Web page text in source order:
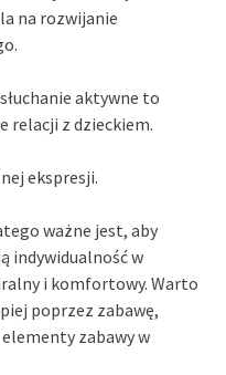
na rozwijanie
aktywne to
relacji z dzieckiem.
ekspresji.
ważne jest, aby
indywidualność w
i komfortowy. Warto
poprzez zabawę,
zabawy w